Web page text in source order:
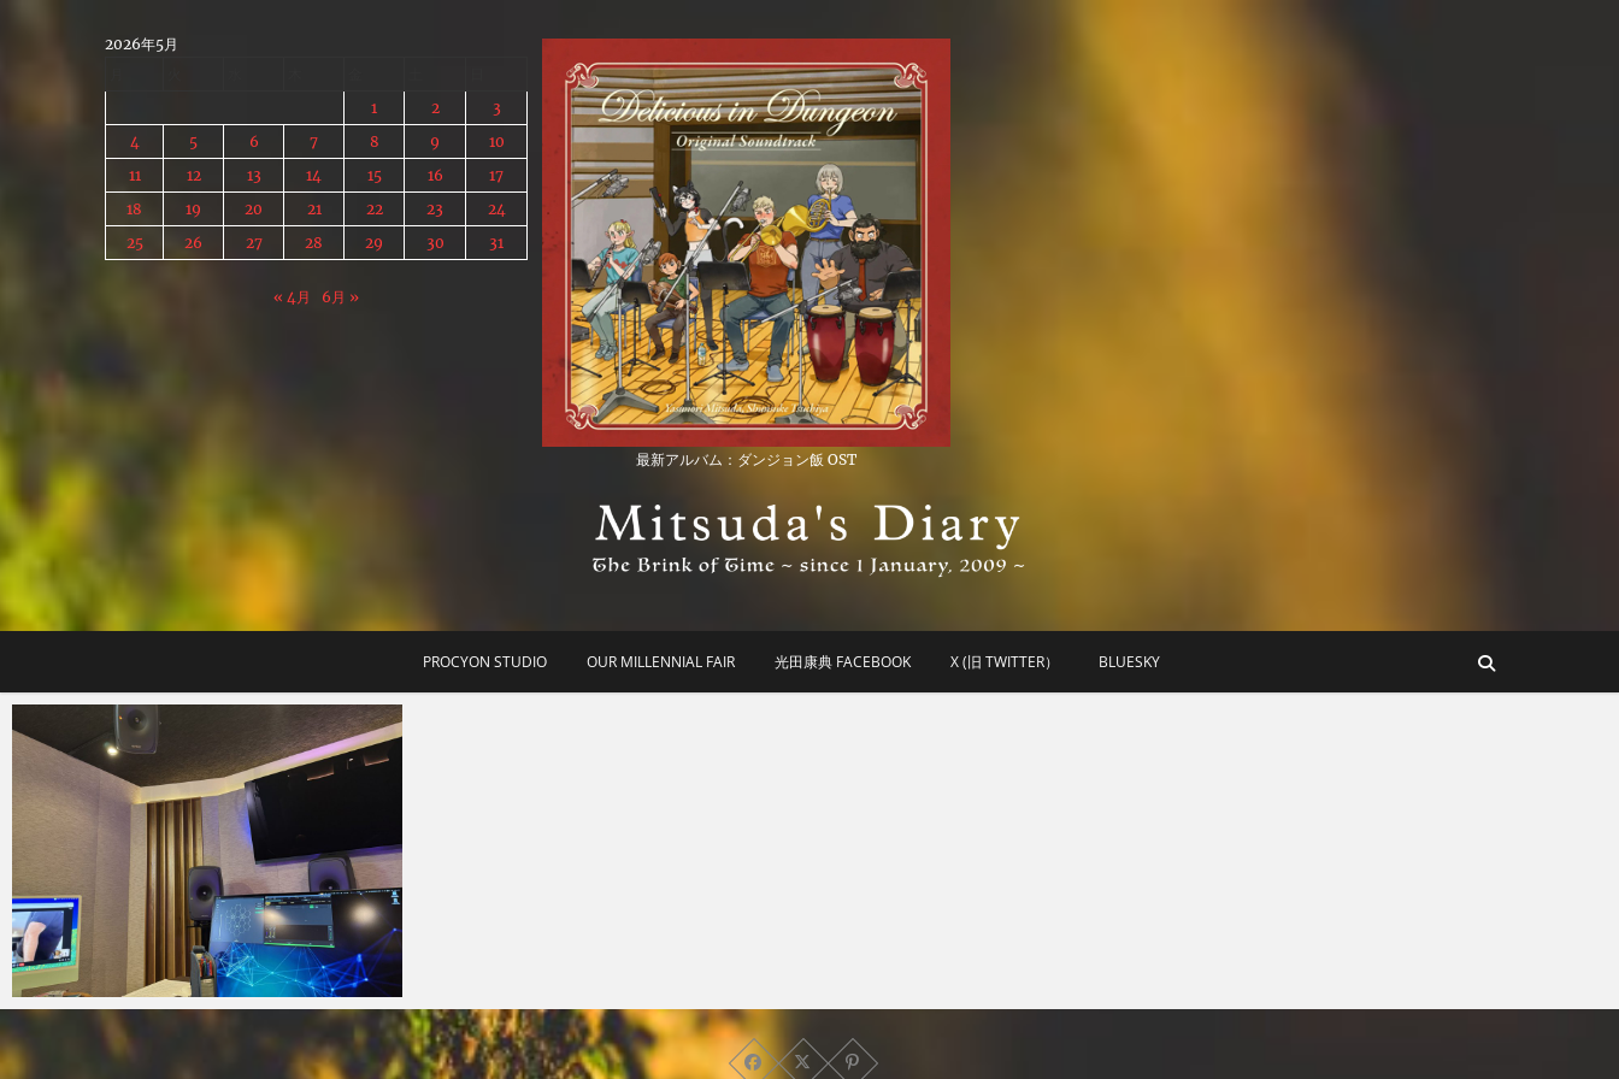
2026年5月
1
2
3
4
5 6 7 8 9
10
11
12 13 14 15 16
17
18
19 20 21 22 23
24
25
26 27 28 29 30 31
« 4月 6月 »
最新アルバム：ダンジョン飯 OST
Mitsuda's Diary
PROCYON STUDIO OUR MILLENNIAL FAIR 光田康典 FACEBOOK X (旧 TWITTER） BLUESKY